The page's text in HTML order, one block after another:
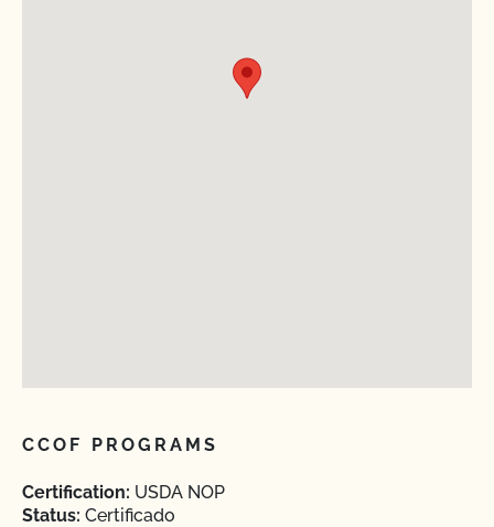
CCOF PROGRAMS
Certification: USDA NOP
Status: Certificado